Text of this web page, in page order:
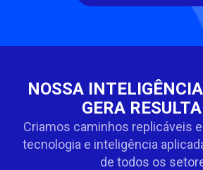
Mercado de Capitais
Mercado Segurador
Área do cliente
NOSSA
GERA
Criamos caminhos replicáveis
tecnologia e inteligência
de todos os